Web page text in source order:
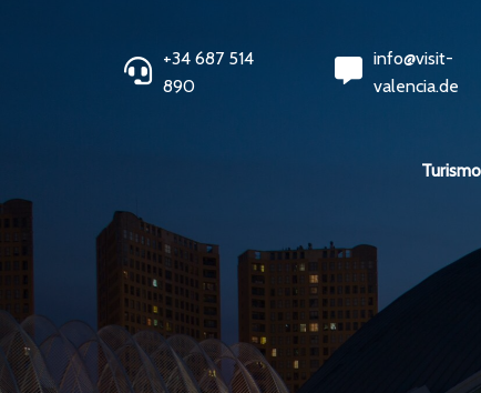
+34 687 514
890
info@visit-
valencia.de